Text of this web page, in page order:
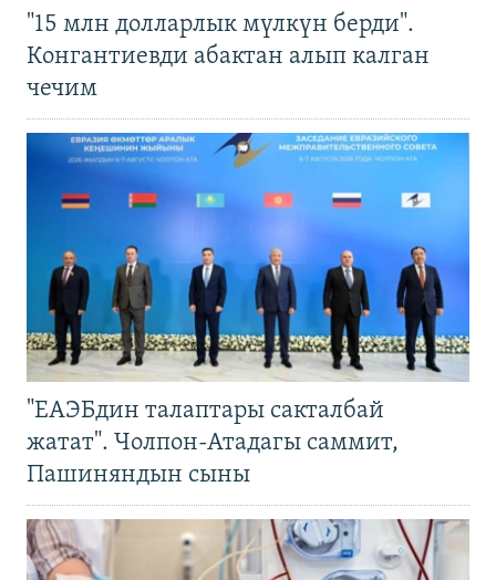
"15 млн долларлык мүлкүн берди".
Конгантиевди абактан алып калган
чечим
"ЕАЭБдин талаптары сакталбай
жатат". Чолпон-Атадагы саммит,
Пашиняндын сыны